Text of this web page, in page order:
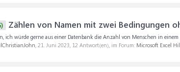
Zählen von Namen mit zwei Bedingungen
ich würde gerne aus einer Datenbank die Anzahl von Menschen in
21. Juni 2023 , 12 Antwort(en), im Forum: Microsoft Excel